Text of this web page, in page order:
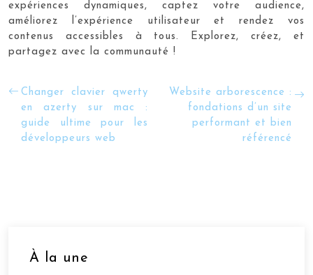
expériences dynamiques, captez votre audience,
améliorez l’expérience utilisateur et rendez vos
contenus accessibles à tous. Explorez, créez, et
partagez avec la communauté !
Changer clavier qwerty
en azerty sur mac :
guide ultime pour les
développeurs web
Website arborescence :
fondations d’un site
performant et bien
référencé
À la une